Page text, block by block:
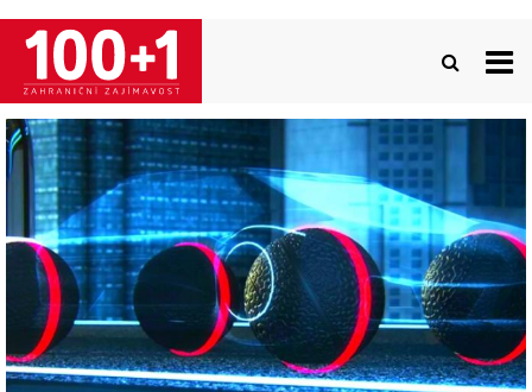
Přejít
hlavnímu
obsahu
Image